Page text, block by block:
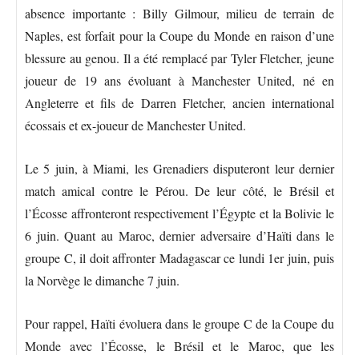
absence importante : Billy Gilmour, milieu de terrain de
Naples, est forfait pour la Coupe du Monde en raison d’une
blessure au genou. Il a été remplacé par Tyler Fletcher, jeune
joueur de 19 ans évoluant à Manchester United, né en
Angleterre et fils de Darren Fletcher, ancien international
écossais et ex-joueur de Manchester United.
Le 5 juin, à Miami, les Grenadiers disputeront leur dernier
match amical contre le Pérou. De leur côté, le Brésil et
l’Écosse affronteront respectivement l’Égypte et la Bolivie le
6 juin. Quant au Maroc, dernier adversaire d’Haïti dans le
groupe C, il doit affronter Madagascar ce lundi 1er juin, puis
la Norvège le dimanche 7 juin.
Pour rappel, Haïti évoluera dans le groupe C de la Coupe du
Monde avec l’Écosse, le Brésil et le Maroc, que les